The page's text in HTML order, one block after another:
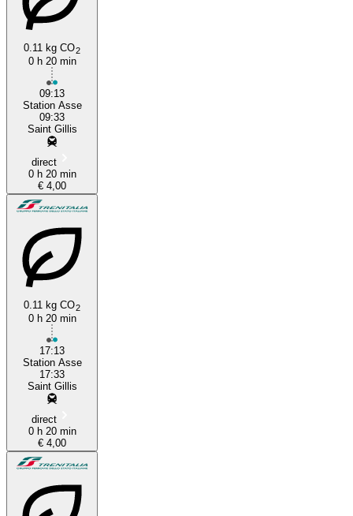
0.11 kg CO2
0 h 20 min
09:13
Station Asse
09:33
Saint Gillis
direct
0 h 20 min
€ 4,00
0.11 kg CO2
0 h 20 min
17:13
Station Asse
17:33
Saint Gillis
direct
0 h 20 min
€ 4,00